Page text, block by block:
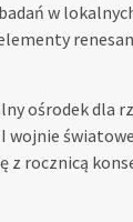
w
ośrodek
z rocznicą